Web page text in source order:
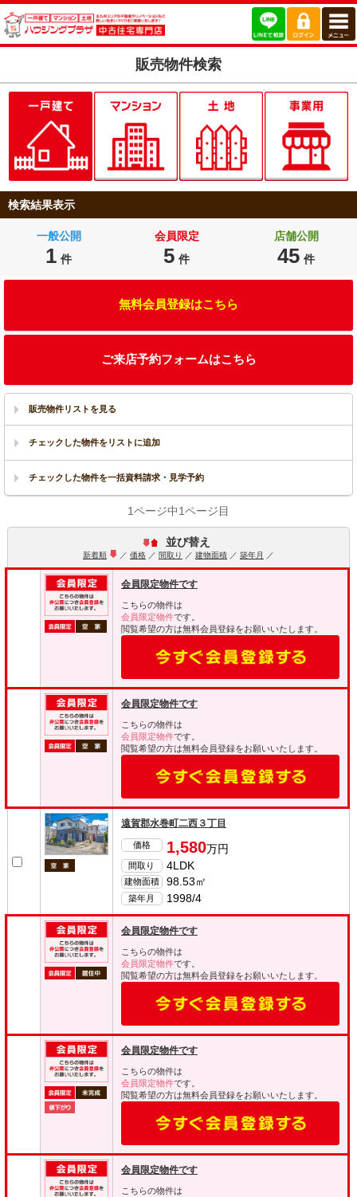
販売物件検索
検索結果表示
一般公開
1 件
会員限定
5 件
店舗公開
45 件
無料会員登録はこちら
ご来店予約フォームはこちら
販売物件リストを見る
1ページ中1ページ目
並び替え
新着順 ／ 価格／ 間取り ／ 建物面積／ 築年月 ／
会員限定物件です
こちらの物件は
会員限定物件です。
閲覧希望の方は無料会員登録をお願いいたします。
会員限定物件です
こちらの物件は
会員限定物件です。
閲覧希望の方は無料会員登録をお願いいたします。
遠賀郡水巻町二西３丁目
価格 1,580万円
間取り 4LDK
建物面積 98.53㎡
築年月 1998/4
会員限定物件です
こちらの物件は
会員限定物件です。
閲覧希望の方は無料会員登録をお願いいたします。
会員限定物件です
こちらの物件は
会員限定物件です。
閲覧希望の方は無料会員登録をお願いいたします。
会員限定物件です
こちらの物件は